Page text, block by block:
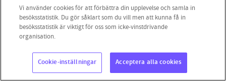
Copyright 2023 © Supermiljöbloggen Cookieinställningar
1231368703
Läs vad vi vill göra
Vi använder cookies för att förbättra din upplevelse och samla in
besöksstatistik. Du gör såklart som du vill men att kunna få in
besöksstatistik är viktigt för oss som icke-vinstdrivande
organisation.
Cookie-inställningar Acceptera alla cookies